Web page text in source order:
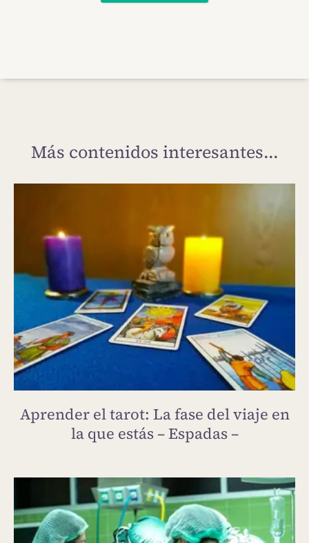
Más contenidos interesantes...
Aprender el tarot: La fase del viaje en
la que estás – Espadas –